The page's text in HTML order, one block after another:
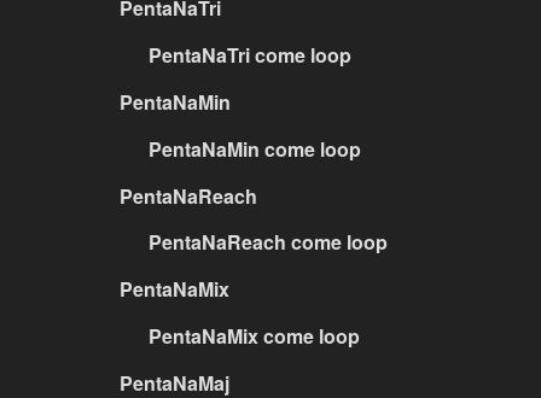
PentaNaTri
PentaNaTri come loop
PentaNaMin
PentaNaMin come loop
PentaNaReach
PentaNaReach come loop
PentaNaMix
PentaNaMix come loop
PentaNaMaj